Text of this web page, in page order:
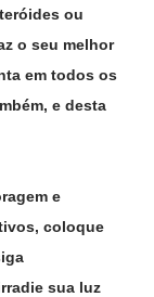
ou
o seu melhor
em todos os
e desta
e
coloque
sua luz